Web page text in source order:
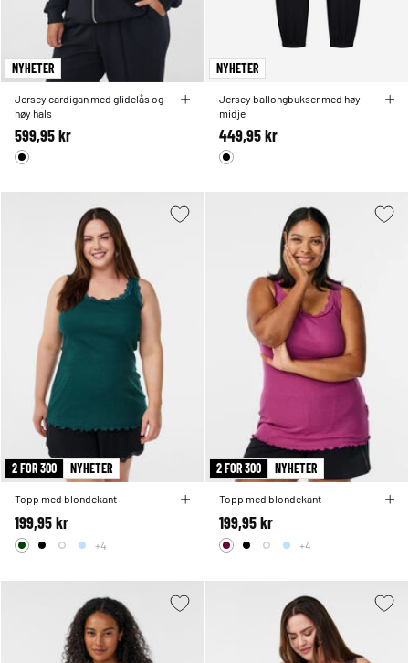
NYHETER
Jersey cardigan med glidelås og
høy hals
599,95 kr
NYHETER
Jersey ballongbukser med høy
midje
449,95 kr
2 FOR 300 NYHETER
Topp med blondekant
199,95 kr
+4
2 FOR 300 NYHETER
Topp med blondekant
199,95 kr
+4